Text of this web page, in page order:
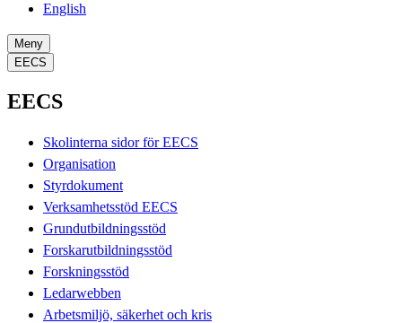
English
Meny
EECS
EECS
Skolinterna sidor för EECS
Organisation
Styrdokument
Verksamhetsstöd EECS
Grundutbildningsstöd
Forskarutbildningsstöd
Forskningsstöd
Ledarwebben
Arbetsmiljö, säkerhet och kris